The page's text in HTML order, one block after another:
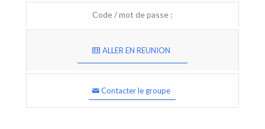
Code / mot de passe :
ALLER EN REUNION
Contacter le groupe